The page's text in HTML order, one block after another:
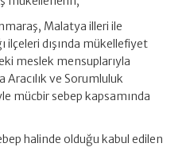
Malatya illeri ile
ilçeleri dışında mükellefiyet
meslek mensuplarıyla
Aracılık ve Sorumluluk
mücbir sebep kapsamında
halinde olduğu kabul edilen